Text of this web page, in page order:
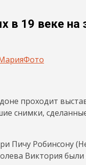
19 веке на
Фото
проходит
снимки,
Пичу Робинсону
Виктория